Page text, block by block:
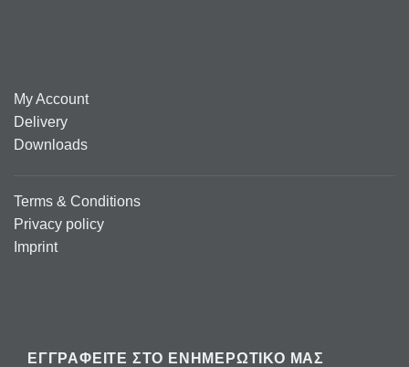
My Account
Delivery
Downloads
Terms & Conditions
Privacy policy
Imprint
ΕΓΓΡΑΦΕΊΤΕ ΣΤΟ ΕΝΗΜΕΡΩΤΙΚΌ ΜΑΣ